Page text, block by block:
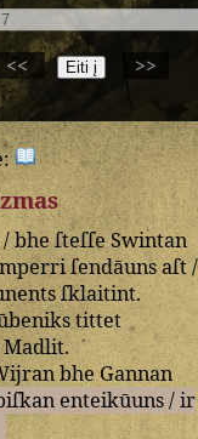
<<
>>
/bheſteſſeSwintan
ſendāunsaſt/
ſklaitint.
tittet
Madlit.
bhe Gannan
enteikūuns/ir